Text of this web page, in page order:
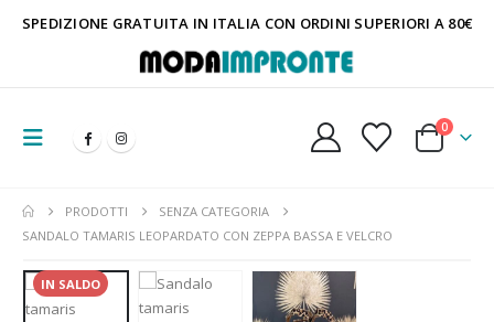
SPEDIZIONE GRATUITA IN ITALIA CON ORDINI SUPERIORI A 80€
0
PRODOTTI
SENZA CATEGORIA
SANDALO TAMARIS LEOPARDATO CON ZEPPA BASSA E VELCRO
IN SALDO